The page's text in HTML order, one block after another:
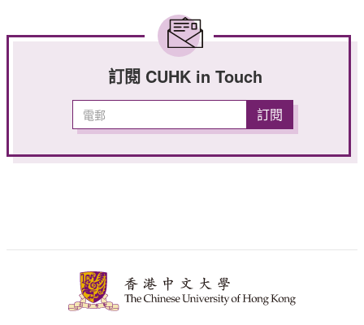
訂閱 CUHK in Touch